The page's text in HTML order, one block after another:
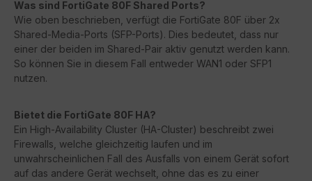
Was sind FortiGate 80F Shared Ports?
Wie oben beschrieben, verfügt die FortiGate 80F über 2x
Shared-Media-Ports (SFP-Ports). Dies bedeutet, dass nur
einer der beiden im Shared-Pair aktiv genutzt werden kann.
So können Sie in diesem Fall entweder WAN1 oder SFP1
nutzen.
Bietet die FortiGate 80F HA?
Ein High-Availability Cluster (HA-Cluster) beschreibt zwei
Firewalls, welche gleichzeitig laufen und im
unwahrscheinlichen Fall des Ausfalls von einem Gerät sofort
auf das andere Gerät wechselt, ohne das es zu einer